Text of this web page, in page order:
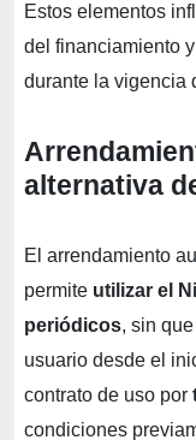
Estos elementos
del financiamiento
durante la vigencia
alternativa
El arrendamiento
permite utilizar el
periódicos, sin
usuario desde el
contrato de uso por
condiciones